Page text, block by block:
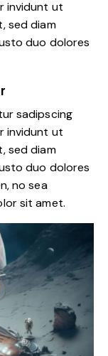
invidunt ut
sed diam
duo dolores
sadipscing
invidunt ut
sed diam
duo dolores
no sea
sit amet.